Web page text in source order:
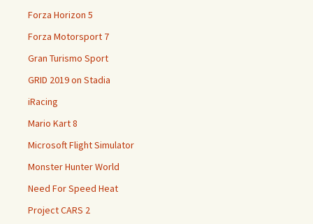
Forza Horizon 5
Forza Motorsport 7
Gran Turismo Sport
GRID 2019 on Stadia
iRacing
Mario Kart 8
Microsoft Flight Simulator
Monster Hunter World
Need For Speed Heat
Project CARS 2